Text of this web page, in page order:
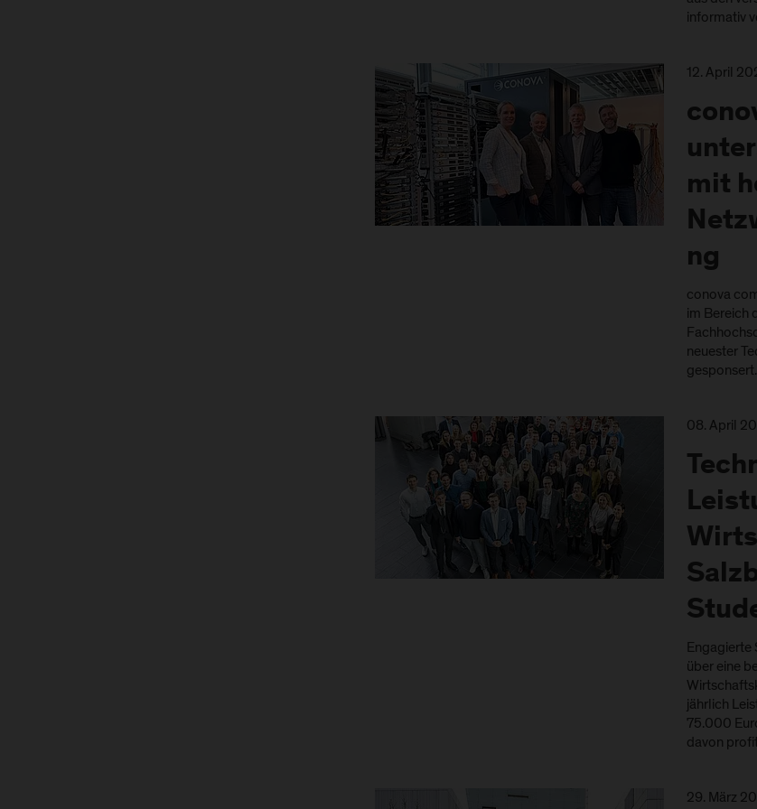
informativ
12. April
mit
ng
conova
im Bereich
neuester
gesponsert.
08. April
Engagierte
über eine
jährlich
75.000
davon
29. März